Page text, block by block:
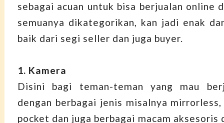
sebagai acuan untuk bisa berjualan online
semuanya dikategorikan, kan jadi enak
baik dari segi seller dan juga buyer.
1. Kamera
Disini bagi teman-teman yang mau
dengan berbagai jenis misalnya mirrorless,
pocket dan juga berbagai macam aksesoris